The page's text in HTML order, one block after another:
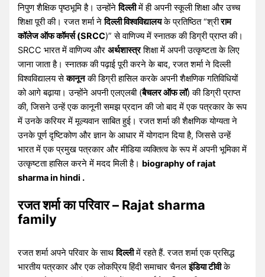
निपुण शैक्षिक पृष्ठभूमि है। उन्होंनेदिल्लीमें ही अपनी स्कूली शिक्षा और उच्च
शिक्षा पूरी की। रजत शर्मा नेदिल्ली विश्वविद्यालयके प्रतिष्ठित “श्रीराम
कॉलेज ऑफ कॉमर्स (SRCC)” से वाणिज्य में स्नातक की डिग्री प्राप्त की।
SRCC भारत में वाणिज्य औरअर्थशास्त्रशिक्षा में अपनी उत्कृष्टता के लिए
जाना जाता है। स्नातक की पढ़ाई पूरी करने के बाद, रजत शर्मा ने दिल्ली
विश्वविद्यालय सेकानूनकी डिग्री हासिल करके अपनी शैक्षणिक गतिविधियों
को आगे बढ़ाया। उन्होंने अपनी एलएलबी (बैचलर ऑफ लॉ) की डिग्री प्राप्त
की, जिसने उन्हें एक कानूनी समझ प्रदान की जो बाद में एक पत्रकार के रूप
में उनके करियर में मूल्यवान साबित हुई। रजत शर्मा की शैक्षणिक योग्यता ने
उनके पूर्ण दृष्टिकोण और ज्ञान के आधार में योगदान दिया है, जिससे उन्हें
भारत में एक प्रमुख पत्रकार और मीडिया व्यक्तित्व के रूप में अपनी भूमिका में
उत्कृष्टता हासिल करने में मदद मिली है। biography of rajat
sharma in hindi .
रजत शर्मा का परिवार – Rajat sharma
family
रजत शर्मा अपने परिवार के साथदिल्लीमें रहते हैं. रजत शर्मा एक प्रसिद्ध
भारतीय पत्रकार और एक लोकप्रिय हिंदी समाचार चैनलइंडिया टीवीके